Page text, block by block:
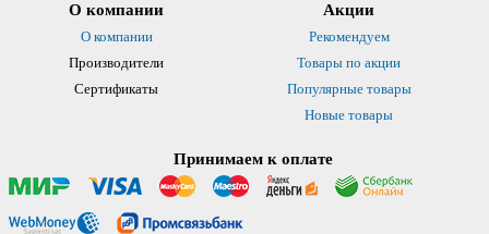
О компании
О компании
Производители
Сертификаты
Акции
Рекомендуем
Товары по акции
Популярные товары
Новые товары
Принимаем к оплате